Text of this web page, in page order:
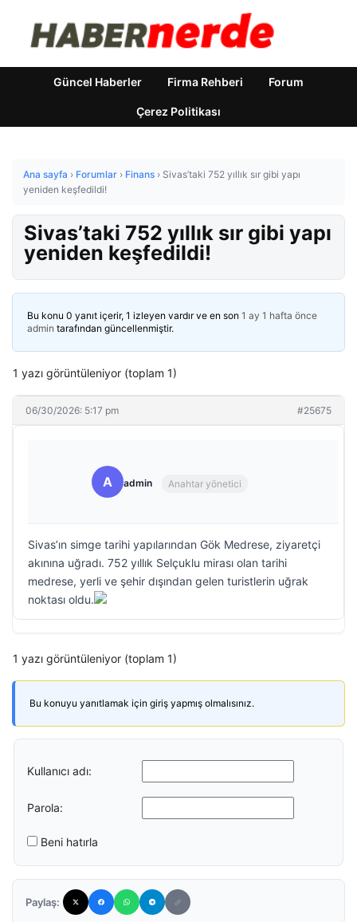
Güncel Haberler Firma Rehberi Forum
Çerez Politikası
Ana sayfa › Forumlar › Finans › Sivas’taki 752 yıllık sır gibi yapı
yeniden keşfedildi!
Sivas’taki 752 yıllık sır gibi yapı
yeniden keşfedildi!
Bu konu 0 yanıt içerir, 1 izleyen vardır ve en son 1 ay 1 hafta önce
admin tarafından güncellenmiştir.
1 yazı görüntüleniyor (toplam 1)
06/30/2026: 5:17 pm #25675
A admin Anahtar yönetici
Sivas’ın simge tarihi yapılarından Gök Medrese, ziyaretçi
akınına uğradı. 752 yıllık Selçuklu mirası olan tarihi
medrese, yerli ve şehir dışından gelen turistlerin uğrak
noktası oldu.
1 yazı görüntüleniyor (toplam 1)
Bu konuyu yanıtlamak için giriş yapmış olmalısınız.
Kullanıcı adı:
Parola:
Beni hatırla
Paylaş: